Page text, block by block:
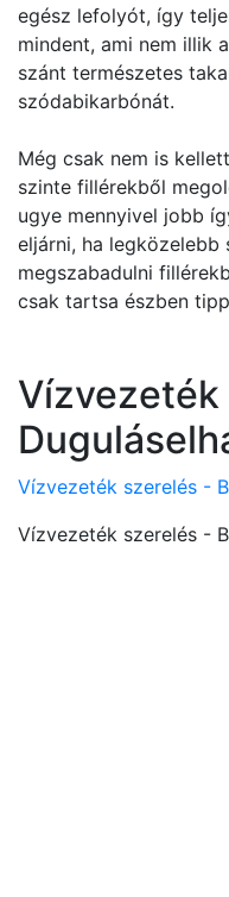
egész lefolyót, így
mindent, ami nem illik
szánt természetes
szódabikarbónát.
Még csak nem is
szinte fillérekből
ugye mennyivel jobb
eljárni, ha legközelebb
megszabadulni
csak tartsa észben
Vízvezeték
Vízvezeték szerelés -
Vízvezeték szerelés -